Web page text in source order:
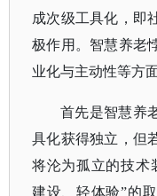
成次级工具化，即
极作用。智慧养老
业化与主动性等方
首先是智慧养
具化获得独立，但
将沦为孤立的技术
建设、轻体验”的